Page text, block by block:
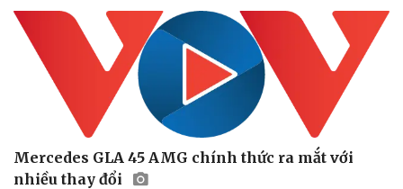
Mercedes GLA 45 AMG chính thức ra mắt với
nhiều thay đổi